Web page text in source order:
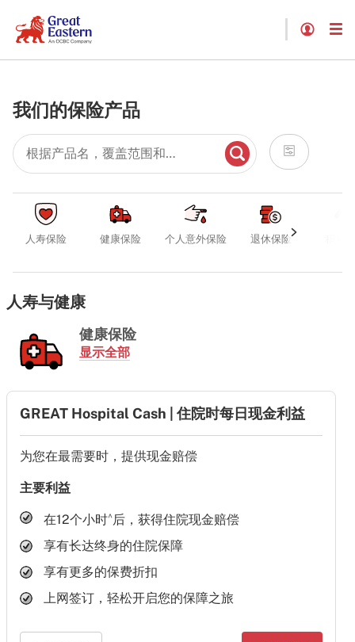
我们的保险产品
人寿保险 健康保险 个人意外保险 退休保险
人寿与健康
健康保险
显示全部
GREAT Hospital Cash | 住院时每日现金利益
为您在最需要时，提供现金赔偿
主要利益
在12个小时^后，获得住院现金赔偿
享有长达终身的住院保障
享有更多的保费折扣
上网签订，轻松开启您的保障之旅